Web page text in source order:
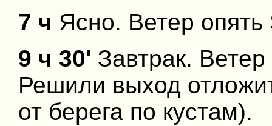
7 ч Ясно. Ветер
9 ч 30' Завтрак.
Решили выход
от берега по кустам).